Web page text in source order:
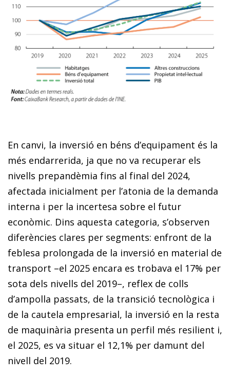
En canvi, la inversió en béns d’equipament és la
més endarrerida, ja que no va recuperar els
nivells prepandèmia fins al final del 2024,
afectada inicialment per l’atonia de la demanda
interna i per la incertesa sobre el futur
econòmic. Dins aquesta categoria, s’observen
diferències clares per segments: enfront de la
feblesa prolongada de la inversió en material de
transport –el 2025 encara es trobava el 17% per
sota dels nivells del 2019–, reflex de colls
d’ampolla passats, de la transició tecnològica i
de la cautela empresarial, la inversió en la resta
de maquinària presenta un perfil més resilient i,
el 2025, es va situar el 12,1% per damunt del
nivell del 2019.